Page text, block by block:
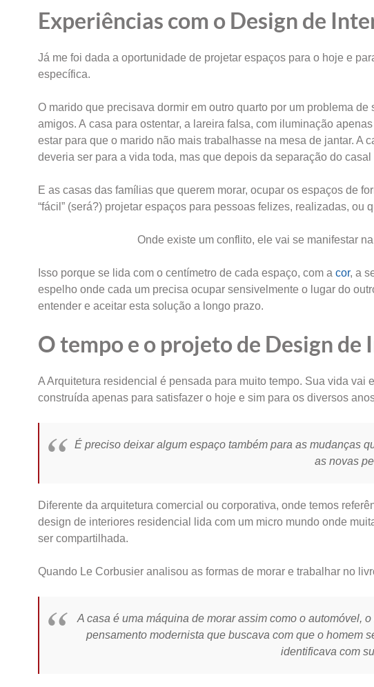
Experiências com o Design de
Já me foi dada a oportunidade de projetar espaços para o hoje e
específica.
O marido que precisava dormir em outro quarto por um problema
amigos. A casa para ostentar, a lareira falsa, com iluminação
estar para que o marido não mais trabalhasse na mesa de jantar. A
deveria ser para a vida toda, mas que depois da separação do
E as casas das famílias que querem morar, ocupar os espaços de
“fácil” (será?) projetar espaços para pessoas felizes, realizadas, ou
Onde existe um conflito, ele vai se manifestar
Isso porque se lida com o centímetro de cada espaço, com a cor, a
espelho onde cada um precisa ocupar sensivelmente o lugar do
entender e aceitar esta solução a longo prazo.
O tempo e o projeto de Design
A Arquitetura residencial é pensada para muito tempo. Sua vida vai
construída apenas para satisfazer o hoje e sim para os diversos
É preciso deixar algum espaço também para as mudanças
as novas
Diferente da arquitetura comercial ou corporativa, onde temos
design de interiores residencial lida com um micro mundo onde
ser compartilhada.
Quando Le Corbusier analisou as formas de morar e trabalhar no
A casa é uma máquina de morar assim como o automóvel,
pensamento modernista que buscava com que o homem
identificava com